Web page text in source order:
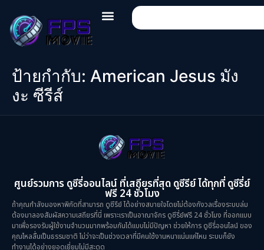
ป้ายกำกับ: American Jesus มัง
งะ ซีรีส์
ศูนย์รวมการ ดูซีรี่ออนไลน์ ที่เสถียรที่สุด ดูซีรีย์ ได้ทุกที่ ดูซีรี่ย์
ฟรี 24 ชั่วโมง
ถ้าคุณกำลังมองหาพิกัดที่สามารถ ดูซีรีย์ ได้อย่างสบายใจโดยไม่ต้องกังวลเรื่องระบบล่ม
ต้องมาลองสัมผัสความเสถียรที่นี่ เพราะเราเป็นอาณาจักร ดูซีรี่ย์ฟรี 24 ชั่วโมง ที่ออกแบบ
มาเพื่อรองรับผู้ใช้งานจำนวนมากพร้อมกันได้แบบไม่มีปัญหา ช่วยให้การ ดูซีรี่ออนไลน์ ของ
คุณไหลลื่นเป็นธรรมชาติ ไม่ว่าจะเป็นช่วงเวลาที่มีคนใช้งานหนาแน่นแค่ไหน ระบบก็ยัง
ทำงานได้อย่างยอดเยี่ยมไม่มีสะดุด